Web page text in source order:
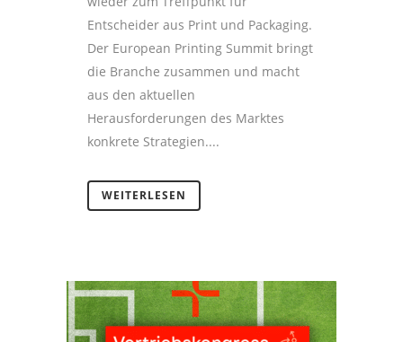
Entscheider aus Print und Packaging.
Der European Printing Summit bringt
die Branche zusammen und macht
aus den aktuellen
Herausforderungen des Marktes
konkrete Strategien....
WEITERLESEN